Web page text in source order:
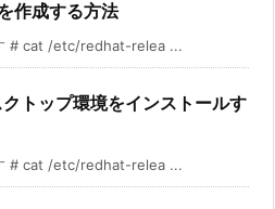
作成する方法
# cat /etc/redhat-relea ...
トップ環境をインストールす
# cat /etc/redhat-relea ...